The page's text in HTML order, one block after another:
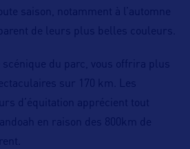
saison, notamment à l’automne
de leurs plus belles couleurs.
scénique du parc, vous offrira plus
sur 170 km. Les
d’équitation apprécient tout
en raison des 800km de